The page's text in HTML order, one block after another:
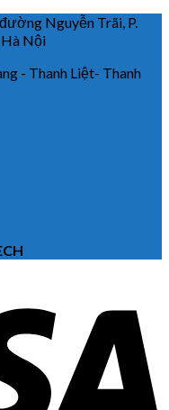
Nguyễn Trãi, P.
Hà Nội
- Thanh Liệt- Thanh